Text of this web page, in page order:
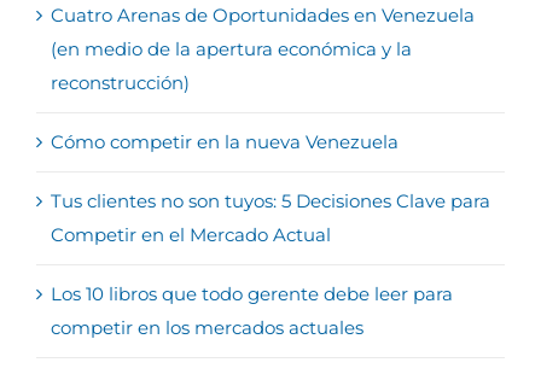
Cuatro Arenas de Oportunidades en Venezuela
(en medio de la apertura económica y la
reconstrucción)
Cómo competir en la nueva Venezuela
Tus clientes no son tuyos: 5 Decisiones Clave para
Competir en el Mercado Actual
Los 10 libros que todo gerente debe leer para
competir en los mercados actuales